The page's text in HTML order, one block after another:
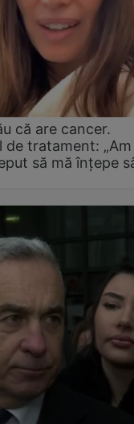
că are cancer.
tratament:
să mă înțepe